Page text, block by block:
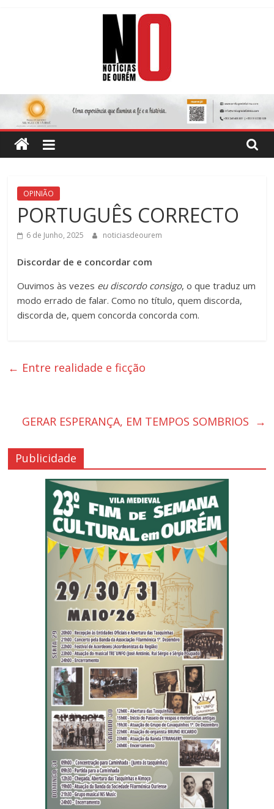
Notícias
de
Ourém
Jornal
Semanário
concelho
Ourém
OPINIÃO
PORTUGUÊS CORRECTO
6 de Junho, 2025 noticiasdeourem
Discordar de e concordar com
Ouvimos às vezes eu discordo consigo, o que traduz um
modo errado de falar. Como no título, quem discorda,
discorda de, quem concorda concorda com.
← Entre realidade e ficção
GERAR ESPERANÇA, EM TEMPOS SOMBRIOS →
Publicidade